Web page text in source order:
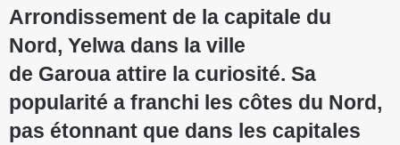
Arrondissement de la capitale du
Nord, Yelwa dans la ville
de Garoua attire la curiosité. Sa
popularité a franchi les côtes du Nord,
pas étonnant que dans les capitales